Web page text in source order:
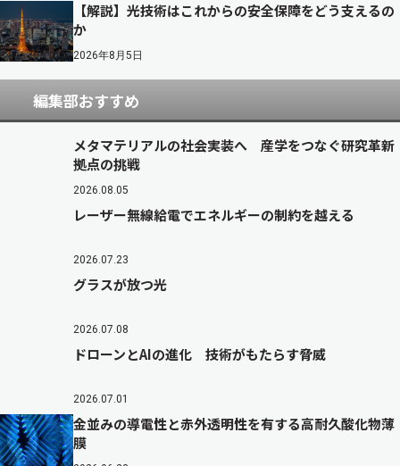
【解説】光技術はこれからの安全保障をどう支えるの
か
2026年8月5日
編集部おすすめ
メタマテリアルの社会実装へ 産学をつなぐ研究革新
拠点の挑戦
2026.08.05
レーザー無線給電でエネルギーの制約を越える
2026.07.23
グラスが放つ光
2026.07.08
ドローンとAIの進化 技術がもたらす脅威
2026.07.01
金並みの導電性と赤外透明性を有する高耐久酸化物薄
膜